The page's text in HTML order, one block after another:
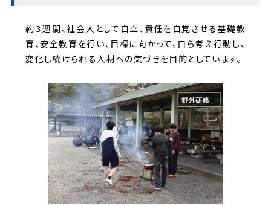
約３週間、社会人として自立、責任を自覚させる基礎教
育、安全教育を行い、目標に向かって、自ら考え行動し、
変化し続けられる人材への気づきを目的としています。